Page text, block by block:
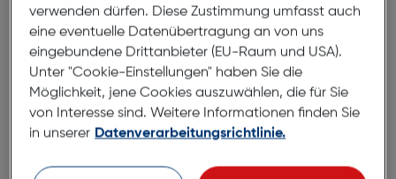
Maximale Kompatibilität für alle Handys, Tablets
und andere Geräte mit USB-C-Anschluss
Geflochtene Kabelummantelung aus Nylon:
strapazierfähig, lässt sich leicht aufwickeln, kein
Kabelsalat
Flexible und zugleich extrem belastbare
gegen Kabelbruch
verwenden dürfen. Diese Zustimmung umfasst auch
eine eventuelle Datenübertragung an von uns
eingebundene Drittanbieter (EU-Raum und USA).
Unter "Cookie-Einstellungen" haben Sie die
Möglichkeit, jene Cookies auszuwählen, die für Sie
von Interesse sind. Weitere Informationen finden Sie
in unserer Datenverarbeitungsrichtlinie.